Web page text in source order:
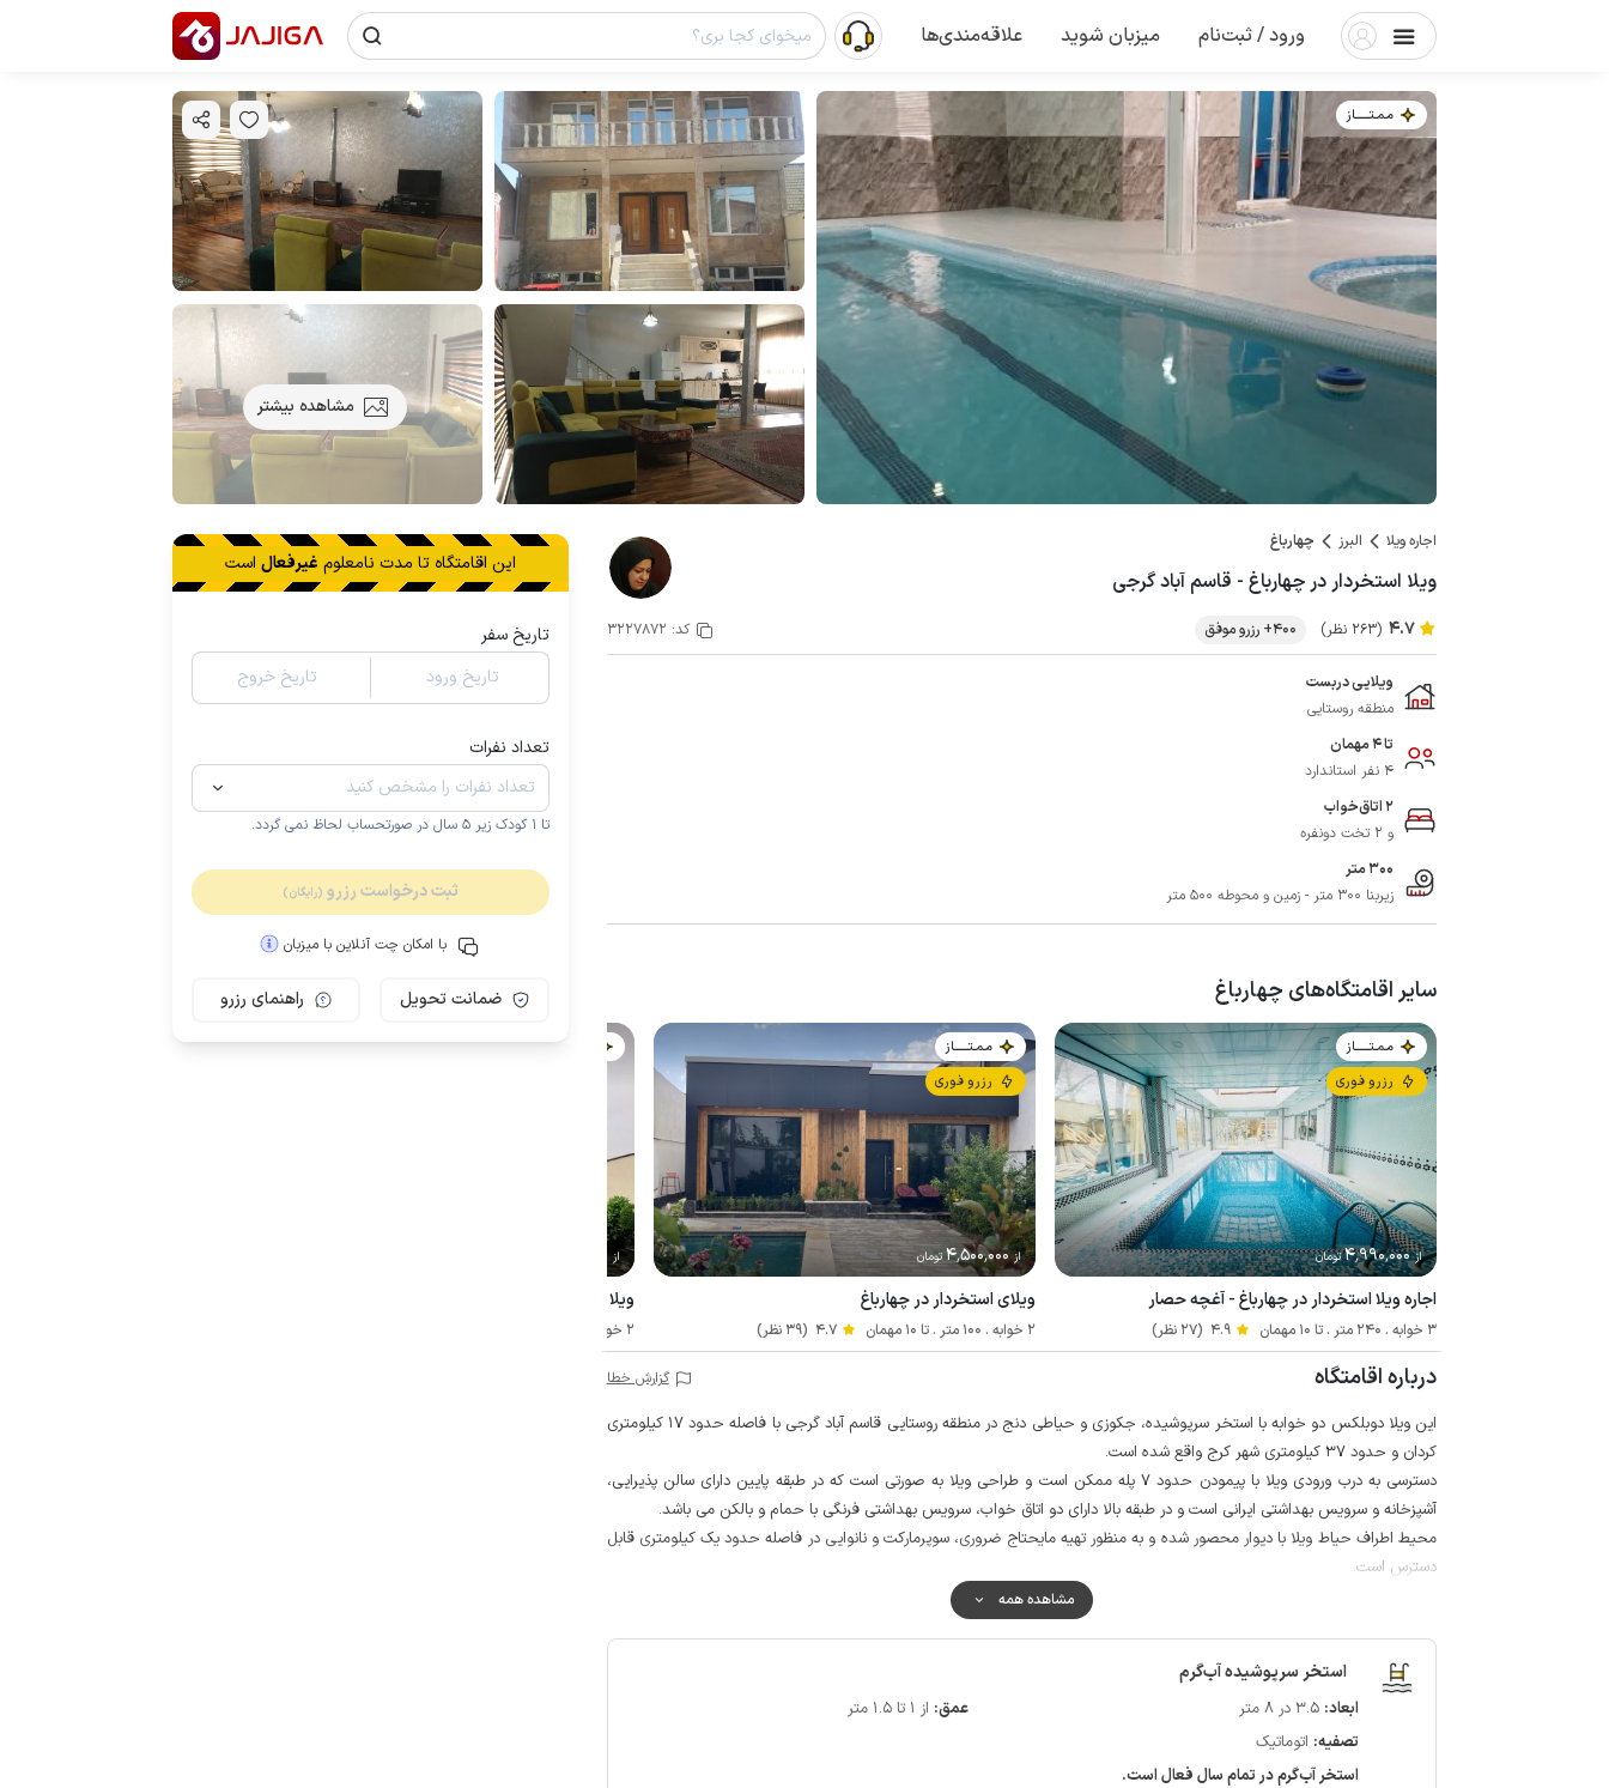
ورود / ثبت‌نام میزبان شوید علاقه‌مندی‌ها
مـمـتــــــاز
مشاهده بیشتر
اجاره ویلا البرز چهارباغ
ویلا استخردار در چهارباغ - قاسم آباد گرجی
4.7 (263 نظر) 400+ رزرو موفق کد: 3227872
ویلایی دربست
منطقه روستایی
تا 4 مهمان
4 نفر استاندارد
2 اتاق‌خواب
و 2 تخت دونفره
300 متر
زیربنا 300 متر - زمین و محوطه 500 متر
سایر اقامتگاه‌های چهارباغ
مـمـتــــــاز
رزرو فوری
از 4٬990٬000تومان
اجاره ویلا استخردار در چهارباغ - آغچه حصار
3 خوابه . 240 متر . تا 10 مهمان 4.9 (27 نظر)
مـمـتــــــاز
رزرو فوری
از 4٬500٬000تومان
ویلای استخردار در چهارباغ
2 خوابه . 100 متر . تا 10 مهمان 4.7 (39 نظر)
مـمـتــــــاز
از 3٬000٬000
ویلا استخردار در چهارباغ - ملک آباد
2 خوابه . 250 متر . تا 4 مهمان
مـمـتــــــاز
درباره اقامتگاه گزارش خطا
این ویلا دوبلکس دو خوابه با استخر سرپوشیده، جکوزی و حیاطی دنج در منطقه روستایی قاسم آباد گرجی با فاصله حدود 17 کیلومتری
کردان و حدود 37 کیلومتری شهر کرج واقع شده است.
دسترسی به درب ورودی ویلا با پیمودن حدود 7 پله ممکن است و طراحی ویلا به صورتی است که در طبقه پایین دارای سالن پذیرایی،
آشپزخانه و سرویس بهداشتی ایرانی است و در طبقه بالا دارای دو اتاق خواب، سرویس بهداشتی فرنگی با حمام و بالکن می باشد.
محیط اطراف حیاط ویلا با دیوار محصور شده و به منظور تهیه مایحتاج ضروری، سوپرمارکت و نانوایی در فاصله حدود یک کیلومتری قابل
دسترس است.
آنتن دهی خطوط شبکه تلفن همراه برای ایرانسل و همراه اول در مکالمه خوب و پوشش اینترنت به صورت 4g می باشد.
مشاهده همه
استخر سرپوشیده آب‌گرم
ابعاد: 3.5 در 8 متر عمق: از 1 تا 1.5 متر
تصفیه: اتوماتیک
استخر آب‌گرم در تمام سال فعال است.
این اقامتگاه تا مدت نامعلوم غیرفعال است
تاریخ سفر
تاریخ ورود
تاریخ خروج
تعداد نفرات
تا 1 کودک زیر 5 سال در صورتحساب لحاظ نمی گردد.
ثبت درخواست رزرو (رایگان)
با امکان چت آنلاین با میزبان
ضمانت تحویل راهنمای رزرو